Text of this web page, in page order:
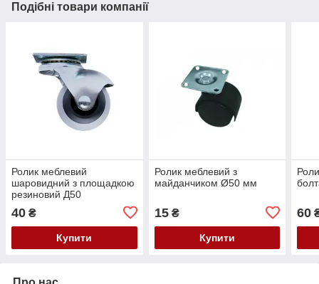
Подібні товари компанії
Ролик меблевий
шаровидний з площадкою
резиновий Д50
40 ₴
Купити
Ролик меблевий з
майданчиком Ø50 мм
15₴
Купити
60